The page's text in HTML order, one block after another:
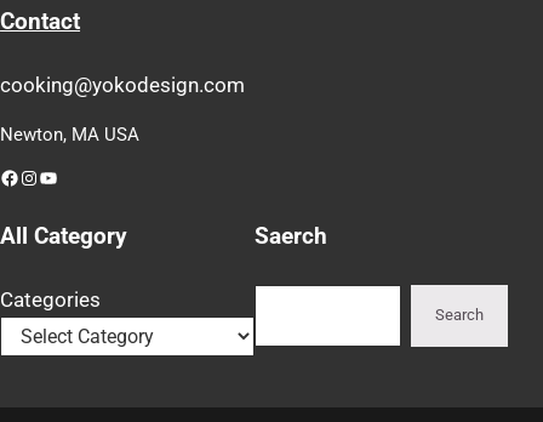
Contact
cooking@yokodesign.com
Newton, MA USA
Facebook
Instagram
YouTube
All Category
Categories
Saerch
Search